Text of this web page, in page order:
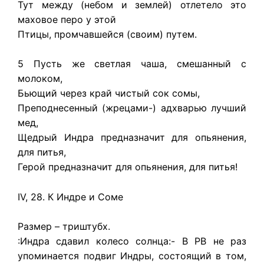
Тут между (небом и землей) отлетело это
маховое перо у этой
Птицы, промчавшейся (своим) путем.
5 Пусть же светлая чаша, смешанный с
молоком,
Бьющий через край чистый сок сомы,
Преподнесенный (жрецами-) адхварью лучший
мед,
Щедрый Индра предназначит для опьянения,
для питья,
Герой предназначит для опьянения, для питья!
IV, 28. К Индре и Соме
Размер – триштубх.
:Индра сдавил колесо солнца:- В РВ не раз
упоминается подвиг Индры, состоящий в том,